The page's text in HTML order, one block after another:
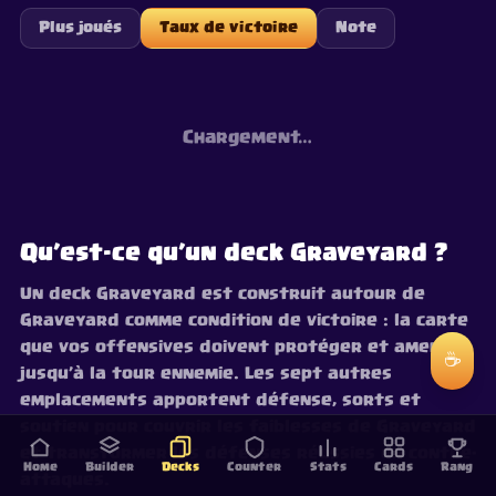
Plus joués Taux de victoire Note
Chargement…
Qu’est-ce qu’un deck Graveyard ?
Un deck Graveyard est construit autour de
Graveyard comme condition de victoire : la carte
que vos offensives doivent protéger et amener
jusqu’à la tour ennemie. Les sept autres
emplacements apportent défense, sorts et
et transformer les défenses réussies en contre-
Home Builder Decks Counter Stats Cards Rang
☕